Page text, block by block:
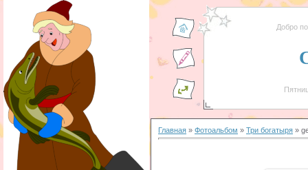
Добро
Главная » Фотоальбом » Три богатыря »